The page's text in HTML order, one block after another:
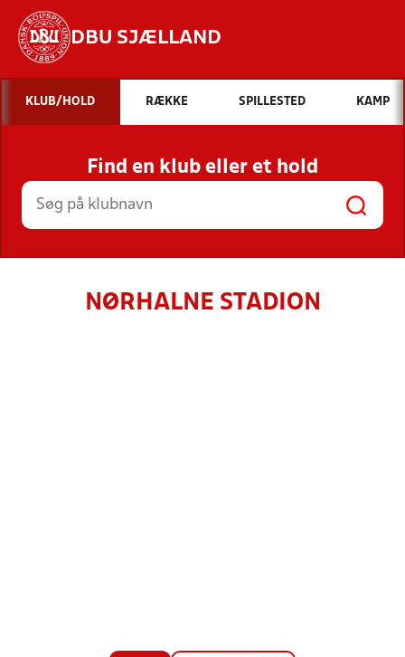
DBU SJÆLLAND
Hvad vil du søge efter?
INDHOLD OG NYHEDER
STILLINGER, RESULTATER, KLUBBER OG
HOLD
KLUB/HOLD RÆKKE SPILLESTED KAMP
Find en klub eller et hold
NØRHALNE STADION